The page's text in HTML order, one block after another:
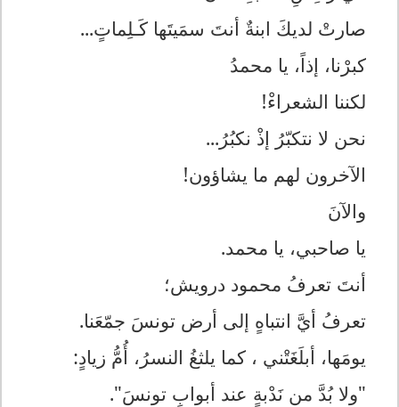
صارتْ لديكَ ابنةٌ أنتَ سمَيتَها كَـلِماتٍ...
كبرْنا، إذاً، يا محمدُ
لكننا الشعراءْ!
نحن لا نتكبّرُ إذْ نكبُرُ...
الآخرون لهم ما يشاؤون!
والآنَ
يا صاحبي، يا محمد.
أنتَ تعرفُ محمود درويش؛
تعرفُ أيَّ انتباهٍ إلى أرض تونسَ جمّعَنا.
يومَها، أبلَغَتْني ، كما يلثغُ النسرُ، أُمُّ زيادٍ:
"ولا بُدَّ من نَدْبةٍ عند أبوابِ تونسَ".